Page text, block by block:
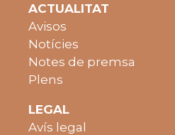
ACTUALITAT
Avisos
Notícies
Notes de premsa
Plens
LEGAL
Avís legal